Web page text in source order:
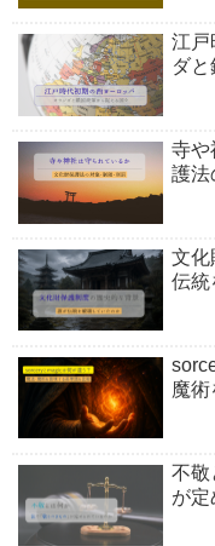
江戸
ダ
寺や
護法
文化
伝統
魔術
不敬
が定